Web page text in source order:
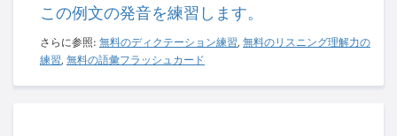
この例文の発音を練習します。
さらに参照: 無料のディクテーション練習, 無料のリスニング理解力の
練習, 無料の語彙フラッシュカード